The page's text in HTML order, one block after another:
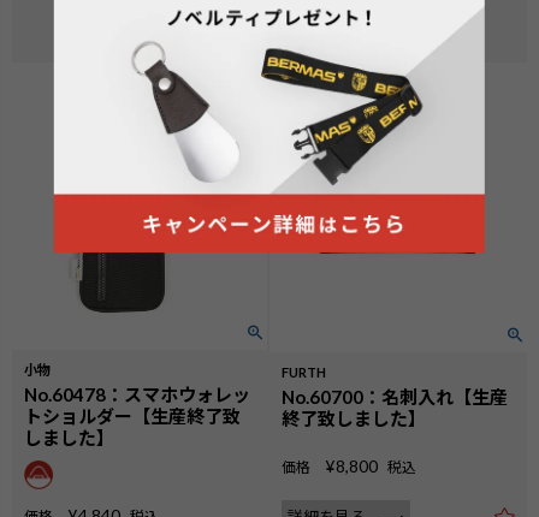
在庫切れ
小物
No.60478：スマホウォレッ
トショルダー【生産終了致
しました】
FURTH
No.60700：名刺入れ【生産
終了致しました】
価格 ¥8,800 税込